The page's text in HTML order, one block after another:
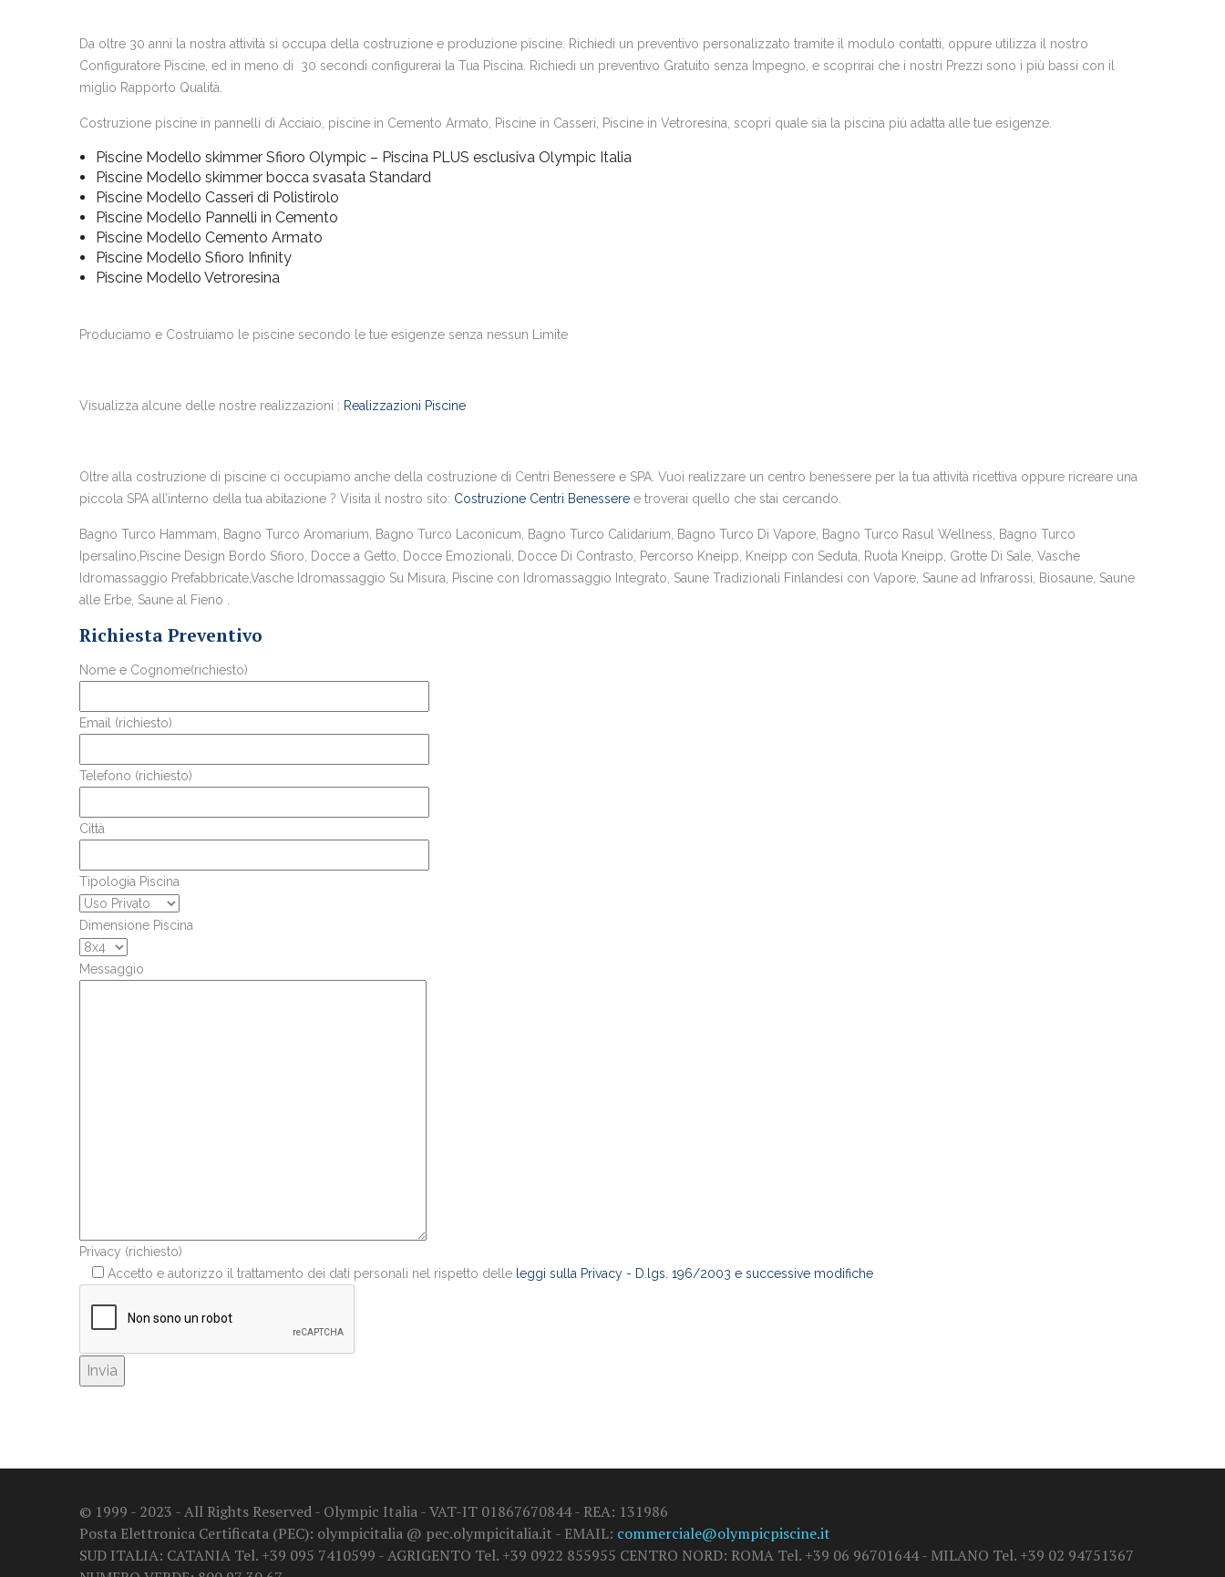
Da oltre 30 anni la nostra attività si occupa della costruzione e produzione piscine. Richiedi un preventivo personalizzato tramite il modulo contatti, oppure utilizza il nostro
Configuratore Piscine, ed in meno di 30 secondi configurerai la Tua Piscina. Richiedi un preventivo Gratuito senza Impegno, e scoprirai che i nostri Prezzi sono i più bassi con il
miglio Rapporto Qualità.
Costruzione piscine in pannelli di Acciaio, piscine in Cemento Armato, Piscine in Casseri, Piscine in Vetroresina, scopri quale sia la piscina più adatta alle tue esigenze.
Piscine Modello skimmer Sfioro Olympic – Piscina PLUS esclusiva Olympic Italia
Piscine Modello skimmer bocca svasata Standard
Piscine Modello Casseri di Polistirolo
Piscine Modello Pannelli in Cemento
Piscine Modello Cemento Armato
Piscine Modello Sfioro Infinity
Piscine Modello Vetroresina
Produciamo e Costruiamo le piscine secondo le tue esigenze senza nessun Limite
Visualizza alcune delle nostre realizzazioni : Realizzazioni Piscine
Oltre alla costruzione di piscine ci occupiamo anche della costruzione di Centri Benessere e SPA. Vuoi realizzare un centro benessere per la tua attività ricettiva oppure ricreare una
piccola SPA all’interno della tua abitazione ? Visita il nostro sito: Costruzione Centri Benessere e troverai quello che stai cercando.
Bagno Turco Hammam, Bagno Turco Aromarium, Bagno Turco Laconicum, Bagno Turco Calidarium, Bagno Turco Di Vapore, Bagno Turco Rasul Wellness, Bagno Turco
Ipersalino,Piscine Design Bordo Sfioro, Docce a Getto, Docce Emozionali, Docce Di Contrasto, Percorso Kneipp, Kneipp con Seduta, Ruota Kneipp, Grotte Di Sale, Vasche
Idromassaggio Prefabbricate,Vasche Idromassaggio Su Misura, Piscine con Idromassaggio Integrato, Saune Tradizionali Finlandesi con Vapore, Saune ad Infrarossi, Biosaune, Saune
alle Erbe, Saune al Fieno .
Richiesta Preventivo
Nome e Cognome(richiesto)
Email (richiesto)
Telefono (richiesto)
Città
Tipologia Piscina
Dimensione Piscina
Messaggio
Privacy (richiesto)
Accetto e autorizzo il trattamento dei dati personali nel rispetto delle leggi sulla Privacy - D.lgs. 196/2003 e successive modifiche
© 1999 - 2023 - All Rights Reserved - Olympic Italia - VAT-IT 01867670844 - REA: 131986
Posta Elettronica Certificata (PEC): olympicitalia @ pec.olympicitalia.it - EMAIL: commerciale@olympicpiscine.it
SUD ITALIA: CATANIA Tel. +39 095 7410599 - AGRIGENTO Tel. +39 0922 855955 CENTRO NORD: ROMA Tel. +39 06 96701644 - MILANO Tel. +39 02 94751367